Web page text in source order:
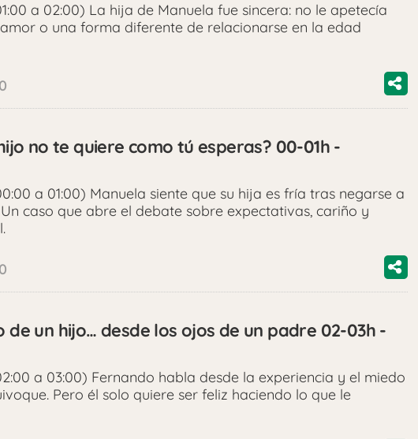
a 02:00) La hija de Manuela fue sincera: no le apetecía
o una forma diferente de relacionarse en la edad
no te quiere como tú esperas? 00-01h -
a 01:00) Manuela siente que su hija es fría tras negarse a
caso que abre el debate sobre expectativas, cariño y
de un hijo… desde los ojos de un padre 02-03h -
a 03:00) Fernando habla desde la experiencia y el miedo
Pero él solo quiere ser feliz haciendo lo que le